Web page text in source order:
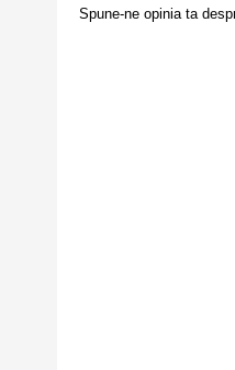
Spune-ne opinia ta